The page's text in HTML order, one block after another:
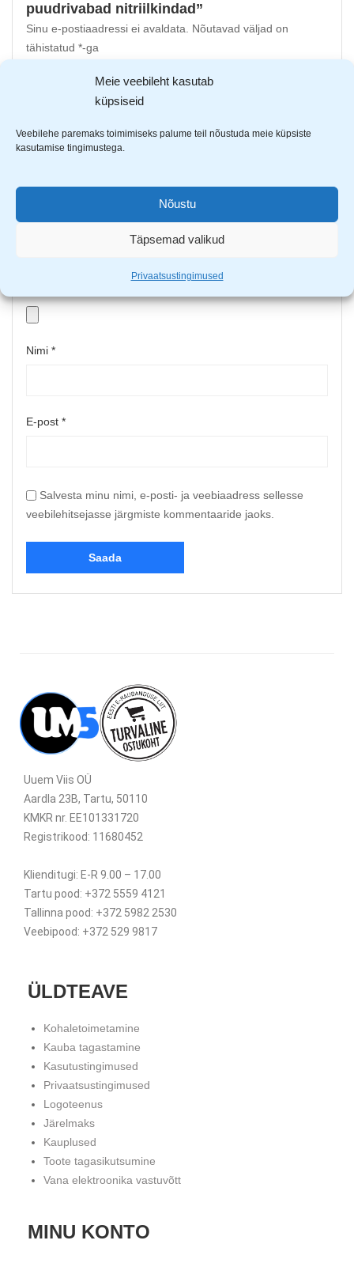
Meie veebileht kasutab
küpsiseid
Veebilehe paremaks toimimiseks palume teil nõustuda meie küpsiste
kasutamise tingimustega.
Nõustu
Täpsemad valikud
Privaatsustingimused
puudrivabad nitriilkindad”
Sinu e-postiaadressi ei avaldata.
Nõutavad väljad on
tähistatud *-ga
Sinu arvustus*
Nimi *
E-post *
Salvesta minu nimi, e-posti- ja veebiaadress sellesse
veebilehitsejasse järgmiste kommentaaride jaoks.
Uuem Viis OÜ
Aardla 23B, Tartu, 50110
KMKR nr. EE101331720
Registrikood: 11680452
Klienditugi: E-R 9.00 – 17.00
Tartu pood: +372 5559 4121
Tallinna pood: +372 5982 2530
Veebipood: +372 529 9817
ÜLDTEAVE
Kohaletoimetamine
Kauba tagastamine
Kasutustingimused
Privaatsustingimused
Logoteenus
Järelmaks
Kauplused
Toote tagasikutsumine
Vana elektroonika vastuvõtt
MINU KONTO